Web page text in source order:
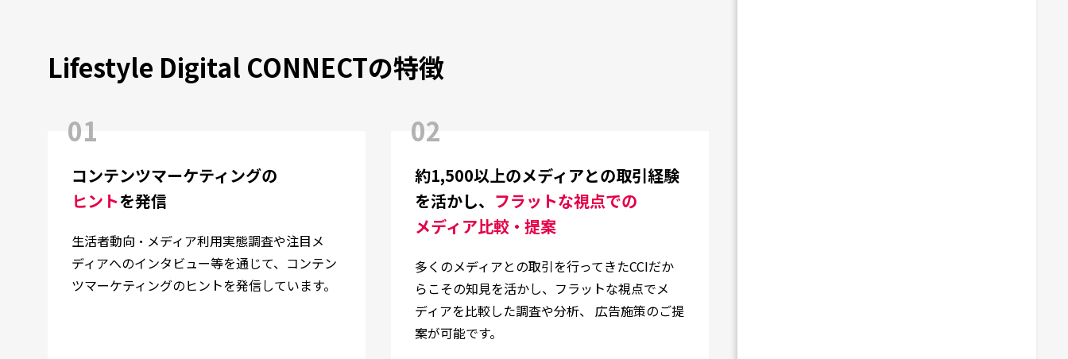
Lifestyle Digital CONNECTの特徴
01
コンテンツマーケティングの
ヒントを発信
生活者動向・メディア利用実態調査や注目メ
ディアへのインタビュー等を通じて、コンテン
ツマーケティングのヒントを発信しています。
02
約1,500以上のメディアとの取引経験
を活かし、 フラットな視点での
メディア比較・提案
多くのメディアとの取引を行ってきたCCIだか
らこその知見を活かし、 フラットな視点でメ
ディアを比較した調査や分析、 広告施策のご提
案が可能です。